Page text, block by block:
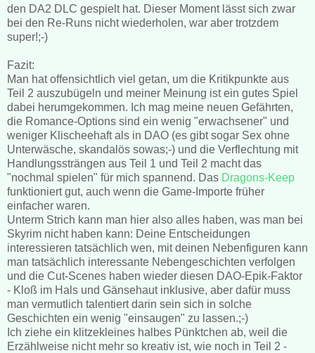
den DA2 DLC gespielt hat. Dieser Moment lässt sich zwar
bei den Re-Runs nicht wiederholen, war aber trotzdem
super!;-)
Fazit:
Man hat offensichtlich viel getan, um die Kritikpunkte aus
Teil 2 auszubügeln und meiner Meinung ist ein gutes Spiel
dabei herumgekommen. Ich mag meine neuen Gefährten,
die Romance-Options sind ein wenig "erwachsener" und
weniger Klischeehaft als in DAO (es gibt sogar Sex ohne
Unterwäsche, skandalös sowas;-) und die Verflechtung mit
Handlungssträngen aus Teil 1 und Teil 2 macht das
"nochmal spielen" für mich spannend. Das Dragons-Keep
funktioniert gut, auch wenn die Game-Importe früher
einfacher waren.
Unterm Strich kann man hier also alles haben, was man bei
Skyrim nicht haben kann: Deine Entscheidungen
interessieren tatsächlich wen, mit deinen Nebenfiguren kann
man tatsächlich interessante Nebengeschichten verfolgen
und die Cut-Scenes haben wieder diesen DAO-Epik-Faktor
- Kloß im Hals und Gänsehaut inklusive, aber dafür muss
man vermutlich talentiert darin sein sich in solche
Geschichten ein wenig "einsaugen" zu lassen.;-)
Ich ziehe ein klitzekleines halbes Pünktchen ab, weil die
Erzählweise nicht mehr so kreativ ist, wie noch in Teil 2 -